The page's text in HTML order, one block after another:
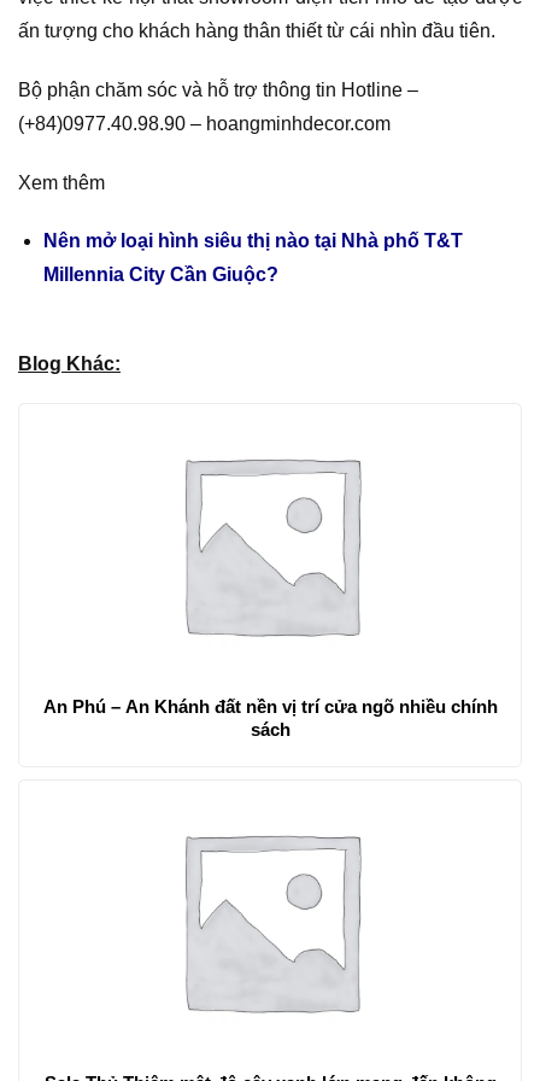
ấn tượng cho khách hàng thân thiết từ cái nhìn đầu tiên.
Bộ phận chăm sóc và hỗ trợ thông tin Hotline –
(+84)0977.40.98.90 – hoangminhdecor.com
Xem thêm
Nên mở loại hình siêu thị nào tại Nhà phố T&T
Millennia City Cần Giuộc?
Blog Khác:
An Phú – An Khánh đất nền vị trí cửa ngõ nhiều chính
sách